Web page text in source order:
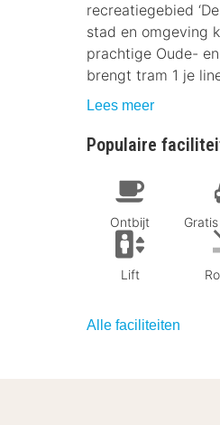
recreatiegebied
stad en omgeving
prachtige Oude-
brengt tram 1 je
Lees meer
Populaire
Ontbijt
Lift
Alle faciliteiten